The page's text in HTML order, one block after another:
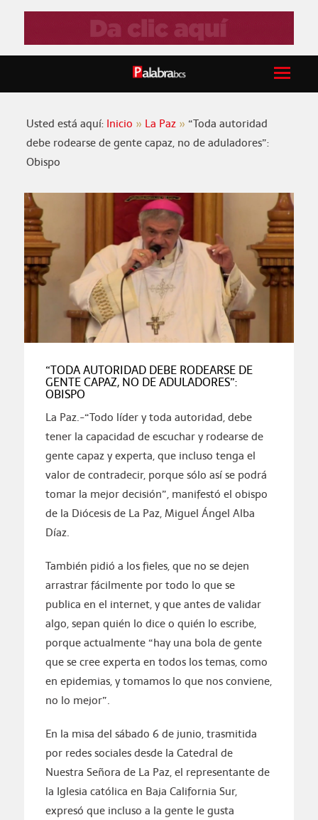
Usted está aquí: Inicio La Paz
“Toda autoridad
debe rodearse de gente capaz, no de aduladores”:
Obispo
“TODA AUTORIDAD DEBE RODEARSE DE
GENTE CAPAZ, NO DE ADULADORES”:
OBISPO
La Paz.-“Todo líder y toda autoridad, debe
tener la capacidad de escuchar y rodearse de
gente capaz y experta, que incluso tenga el
valor de contradecir, porque sólo así se podrá
tomar la mejor decisión”, manifestó el obispo
de la Diócesis de La Paz, Miguel Ángel Alba
Díaz.
También pidió a los fieles, que no se dejen
arrastrar fácilmente por todo lo que se
publica en el internet, y que antes de validar
algo, sepan quién lo dice o quién lo escribe,
porque actualmente “hay una bola de gente
que se cree experta en todos los temas, como
en epidemias, y tomamos lo que nos conviene,
no lo mejor”.
En la misa del sábado 6 de junio, trasmitida
por redes sociales desde la Catedral de
Nuestra Señora de La Paz, el representante de
la Iglesia católica en Baja California Sur,
expresó que incluso a la gente le gusta